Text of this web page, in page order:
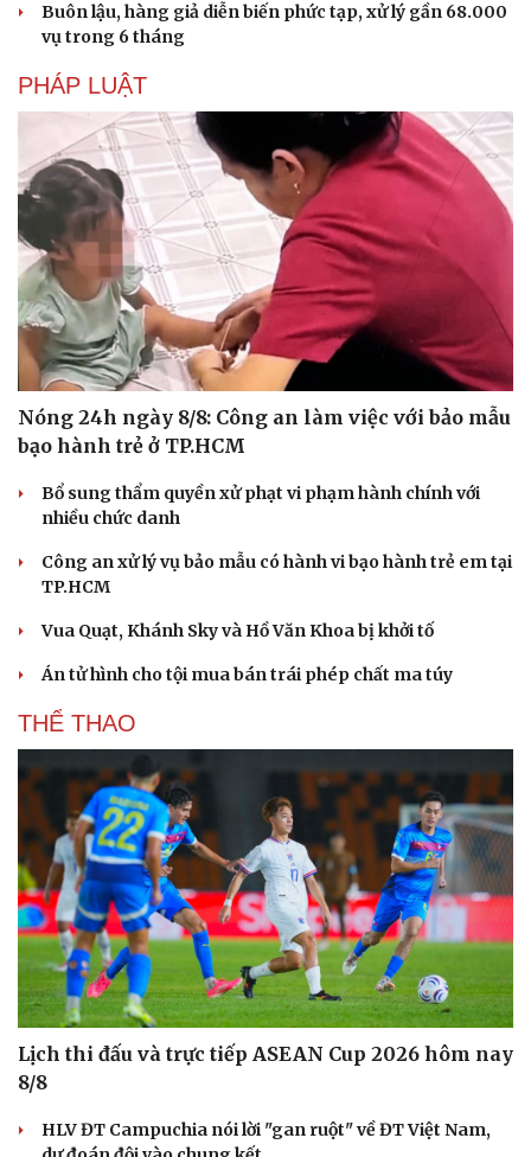
Văn hóa
Văn học
Âm nhạc
Di sản
Thời trang
Buôn lậu, hàng giả diễn biến phức tạp, xử lý gần 68.000
vụ trong 6 tháng
PHÁP LUẬT
Nóng 24h ngày 8/8: Công an làm việc với bảo mẫu
bạo hành trẻ ở TP.HCM
Bổ sung thẩm quyền xử phạt vi phạm hành chính với
nhiều chức danh
Công an xử lý vụ bảo mẫu có hành vi bạo hành trẻ em tại
TP.HCM
Vua Quạt, Khánh Sky và Hồ Văn Khoa bị khởi tố
Án tử hình cho tội mua bán trái phép chất ma túy
THỂ THAO
Lịch thi đấu và trực tiếp ASEAN Cup 2026 hôm nay
8/8
HLV ĐT Campuchia nói lời "gan ruột" về ĐT Việt Nam,